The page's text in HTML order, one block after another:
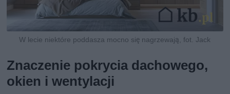
W lecie niektóre poddasza mocno się nagrzewają, fot. Jack
Znaczenie pokrycia dachowego,
okien i wentylacji